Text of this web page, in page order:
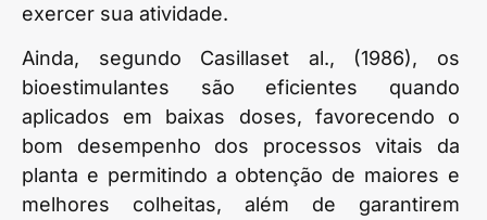
exercer sua atividade.
Ainda, segundo Casillaset al., (1986), os
bioestimulantes são eficientes quando
aplicados em baixas doses, favorecendo o
bom desempenho dos processos vitais da
planta e permitindo a obtenção de maiores e
melhores colheitas, além de garantirem